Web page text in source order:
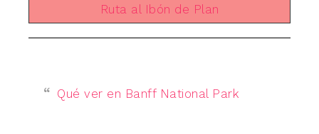
Ruta al Ibón de Plan
Qué ver en Banff National Park